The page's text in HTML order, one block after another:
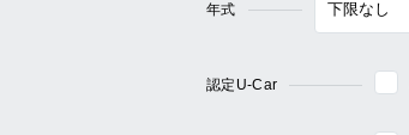
年式
認定U-Car